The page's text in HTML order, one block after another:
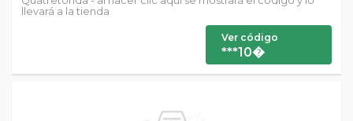
llevará a la tienda
Ver código
***10�